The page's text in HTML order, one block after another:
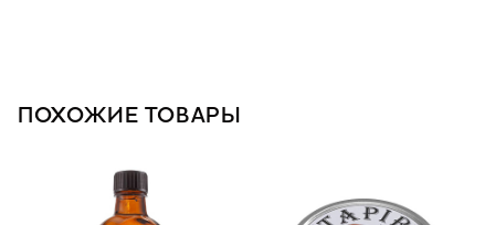
ПОХОЖИЕ ТОВАРЫ